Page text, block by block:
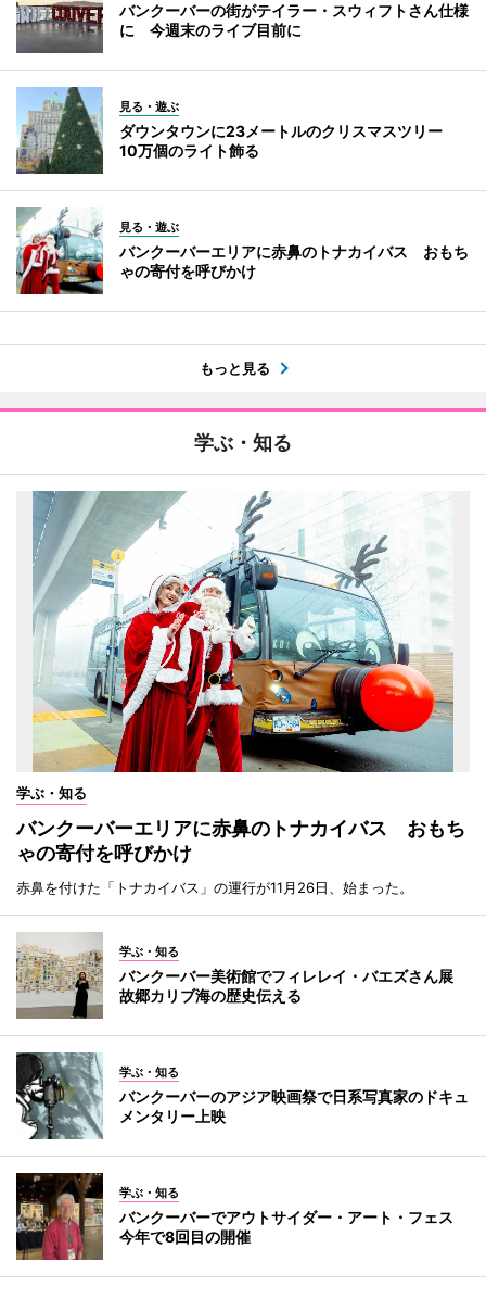
バンクーバーの街がテイラー・スウィフトさん仕様
に 今週末のライブ目前に
見る・遊ぶ
ダウンタウンに23メートルのクリスマスツリー
10万個のライト飾る
見る・遊ぶ
バンクーバーエリアに赤鼻のトナカイバス おもち
ゃの寄付を呼びかけ
もっと見る
学ぶ・知る
学ぶ・知る
バンクーバーエリアに赤鼻のトナカイバス おもち
ゃの寄付を呼びかけ
赤鼻を付けた「トナカイバス」の運行が11月26日、始まった。
学ぶ・知る
バンクーバー美術館でフィレレイ・バエズさん展
故郷カリブ海の歴史伝える
学ぶ・知る
バンクーバーのアジア映画祭で日系写真家のドキュ
メンタリー上映
学ぶ・知る
バンクーバーでアウトサイダー・アート・フェス
今年で8回目の開催